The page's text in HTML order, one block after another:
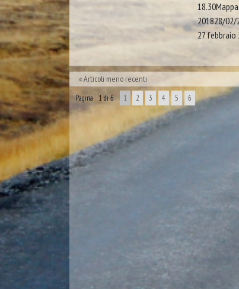
201828/02/
27 febbraio
Articoli meno recenti
Pagina 1 di 6 1 2 3 4 5 6